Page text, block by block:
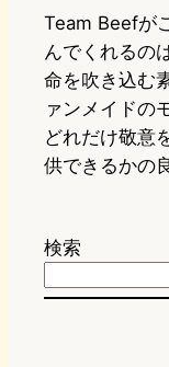
Team Beefが
んでくれるの
命を吹き込む
ァンメイドの
どれだけ敬意
供できるかの
検索